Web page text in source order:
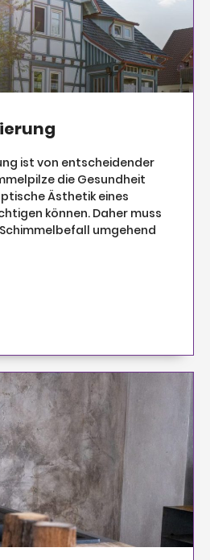
ist von entscheidender
die Gesundheit
Ästhetik eines
können. Daher muss
umgehend